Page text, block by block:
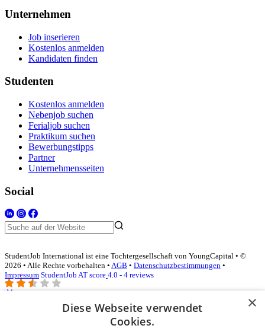
Unternehmen
Job inserieren
Kostenlos anmelden
Kandidaten finden
Studenten
Kostenlos anmelden
Nebenjob suchen
Ferialjob suchen
Praktikum suchen
Bewerbungstipps
Partner
Unternehmensseiten
Social
StudentJob International ist eine Tochtergesellschaft von YoungCapital • ©
2026 • Alle Rechte vorbehalten • AGB • Datenschutzbestimmungen •
Impressum StudentJob AT score 4.0 - 4 reviews
Login für Unternehmen
×
Diese Webseite verwendet
Cookies.